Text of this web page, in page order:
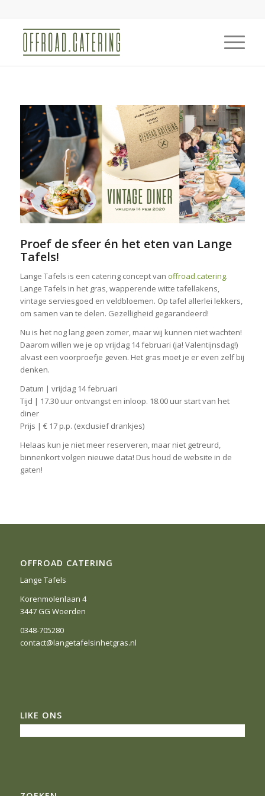
Proef de sfeer én het eten van Lange
Tafels!
Lange Tafels is een catering concept van offroad.catering.
Lange Tafels in het gras, wapperende witte tafellakens,
vintage serviesgoed en veldbloemen. Op tafel allerlei lekkers,
om samen van te delen. Gezelligheid gegarandeerd!
Nu is het nog lang geen zomer, maar wij kunnen niet wachten!
Daarom willen we je op vrijdag 14 februari (ja! Valentijnsdag!)
alvast een voorproefje geven. Het gras moet je er even zelf bij
denken.
Datum | vrijdag 14 februari
Tijd | 17.30 uur ontvangst en inloop. 18.00 uur start van het
diner
Prijs | € 17 p.p. (exclusief drankjes)
Helaas kun je niet meer reserveren, maar niet getreurd,
binnenkort volgen nieuwe data! Dus houd de website in de
gaten!
OFFROAD CATERING
Lange Tafels
Korenmolenlaan 4
3447 GG Woerden
0348-705280
contact@langetafelsinhetgras.nl
LIKE ONS